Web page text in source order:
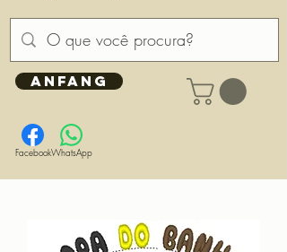
ANFANG
FacebookWhatsApp